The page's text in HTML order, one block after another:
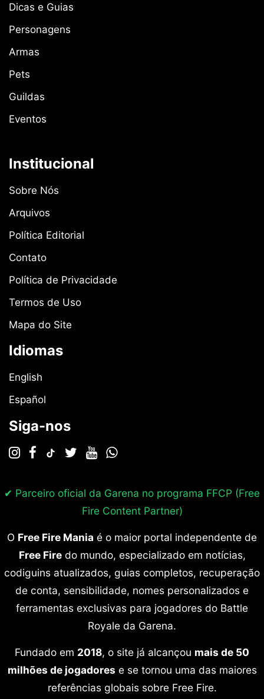
Dicas e Guias
Personagens
Armas
Pets
Guildas
Eventos
Institucional
Sobre Nós
Arquivos
Política Editorial
Contato
Política de Privacidade
Termos de Uso
Mapa do Site
Idiomas
English
Español
Siga-nos
✔ Parceiro oficial da Garena no programa FFCP (Free
Fire Content Partner)
O Free Fire Mania é o maior portal independente de
Free Firedo mundo, especializado em notícias,
codiguins atualizados, guias completos, recuperação
de conta, sensibilidade, nomes personalizados e
ferramentas exclusivas para jogadores do Battle
Royale da Garena.
Fundado em 2018, o site já alcançou mais de 50
milhões de jogadores e se tornou uma das maiores
referências globais sobre Free Fire.